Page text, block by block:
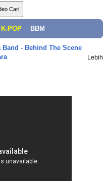
K-POP BBM
Band - Behind The Scene
Lebih